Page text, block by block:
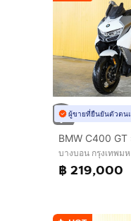
ผู้ขายที่ยืนยันตัวตน
บางบอน กรุงเทพม
฿ 219,000